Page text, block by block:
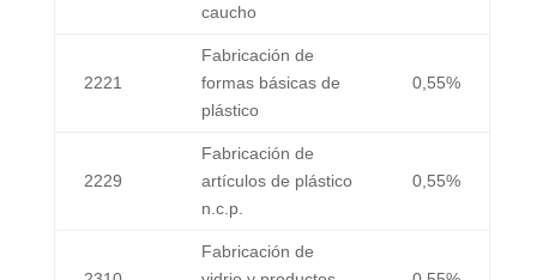
caucho
2221
Fabricación de
formas básicas de
plástico
0,55%
2229
Fabricación de
artículos de plástico
n.c.p.
0,55%
Fabricación de